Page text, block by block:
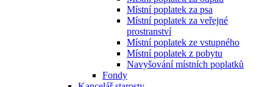
Místní poplatek za psa
Místní poplatek za veřejné
prostranství
Místní poplatek ze vstupného
Místní poplatek z pobytu
Navyšování místních poplatků
Fondy